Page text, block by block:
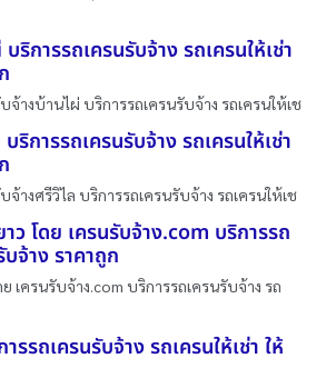
ริการรถเครนรับจ้าง รถเครนให้เช่า
จ้างบ้านไผ่ บริการรถเครนรับจ้าง รถเครนให้เช
ริการรถเครนรับจ้าง รถเครนให้เช่า
จ้างศรีวิไล บริการรถเครนรับจ้าง รถเครนให้เช
ว โดย เครนรับจ้าง.com บริการรถ
จ้าง ราคาถูก
เครนรับจ้าง.com บริการรถเครนรับจ้าง รถ
รรถเครนรับจ้าง รถเครนให้เช่า ให้